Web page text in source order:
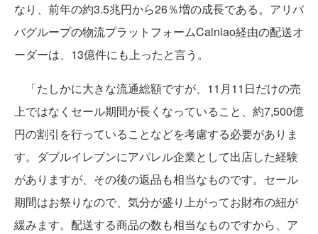
なり、前年の約3.5兆円から26％増の成長である。アリバ
バグループの物流プラットフォームCainiao経由の配送オ
ーダーは、13億件にも上ったと言う。
「たしかに大きな流通総額ですが、11月11日だけの売
上ではなくセール期間が長くなっていること、約7,500億
円の割引を行っていることなどを考慮する必要がありま
す。ダブルイレブンにアパレル企業として出店した経験
がありますが、その後の返品も相当なものです。セール
期間はお祭りなので、気分が盛り上がってお財布の紐が
緩みます。配送する商品の数も相当なものですから、ア